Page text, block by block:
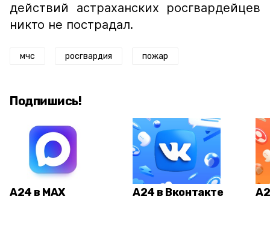
действий астраханских росгвардейцев
никто не пострадал.
мчс росгвардия пожар
Подпишись!
А24 в MAX А24 в Вконтакте